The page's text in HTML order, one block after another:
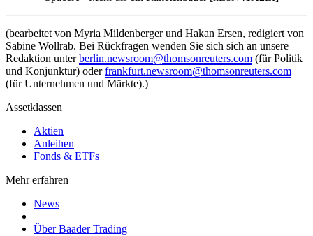
(bearbeitet von Myria Mildenberger und Hakan Ersen, redigiert von
Sabine Wollrab. Bei Rückfragen wenden Sie sich sich an unsere
Redaktion unterberlin.newsroom@thomsonreuters.com (für Politik
und Konjunktur) oderfrankfurt.newsroom@thomsonreuters.com
(für Unternehmen und Märkte).)
Assetklassen
Aktien
Anleihen
Fonds & ETFs
Mehr erfahren
News
Über Baader Trading